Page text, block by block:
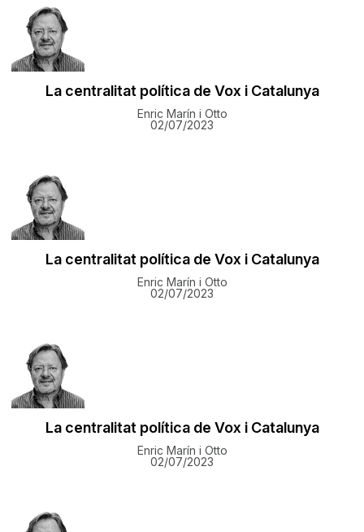
​La centralitat política de Vox i Catalunya
Enric Marín i Otto
02/07/2023
​La centralitat política de Vox i Catalunya
Enric Marín i Otto
02/07/2023
​La centralitat política de Vox i Catalunya
Enric Marín i Otto
02/07/2023